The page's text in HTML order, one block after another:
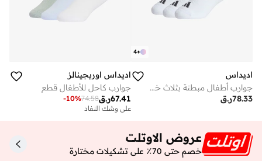
+
4
اديداس
جوارب أطفال مبطنة بثلاث خطوط عبوة من
ر.ق78.33
اديداس اوريجينالز
جوارب كاحل للأطفال قطع
ر.ق67.41
74.58
-10%
على وشك النفاد
عروض الاوتلت
خصم حتى 70٪ على تشكيلات مختارة